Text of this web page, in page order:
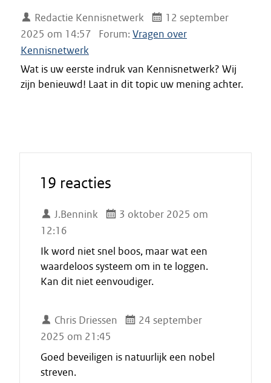
Redactie Kennisnetwerk
12 september
2025 om 14:57
Forum: Vragen over
Kennisnetwerk
Wat is uw eerste indruk van Kennisnetwerk? Wij
zijn benieuwd! Laat in dit topic uw mening achter.
19 reacties
J.Bennink
3 oktober 2025 om
12:16
Ik word niet snel boos, maar wat een
waardeloos systeem om in te loggen.
Kan dit niet eenvoudiger.
Chris Driessen
24 september
2025 om 21:45
Goed beveiligen is natuurlijk een nobel
streven.